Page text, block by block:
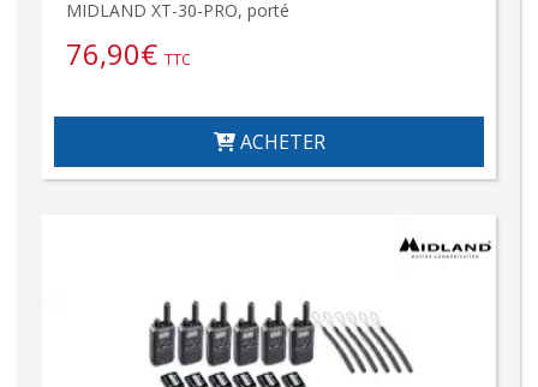
MIDLAND XT-30-PRO, porté
76,90€ TTC
ACHETER